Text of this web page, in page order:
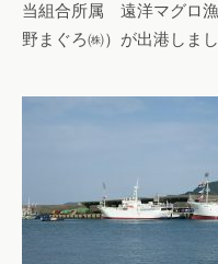
当組合所属 遠洋マグロ
野まぐろ㈱）が出港しまし